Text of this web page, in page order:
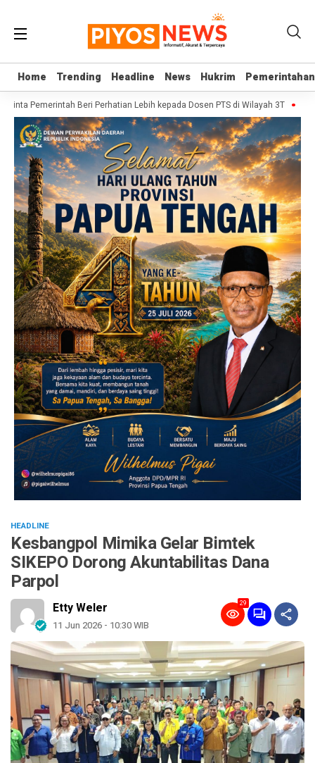
Home Trending Headline News Hukrim Pemerintahan
Home Trending Headline News Hukrim Pemerintahan
Pemerintah Beri Perhatian Lebih kepada Dosen PTS di Wilayah 3T
HEADLINE
Kesbangpol Mimika Gelar Bimtek
SIKEPO Dorong Akuntabilitas Dana
Parpol
Etty Weler
11 Jun 2026 - 10:30 WIB
29